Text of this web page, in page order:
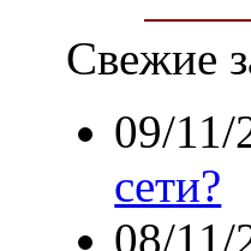
Свежие
09/11/
сети?
08/11/